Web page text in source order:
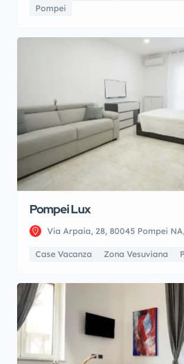
Pompei
Pompei Lux
Via Arpaia, 28, 80045 Pompei
Case Vacanza Zona Vesuviana